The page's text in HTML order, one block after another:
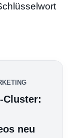
Cluster:
neu